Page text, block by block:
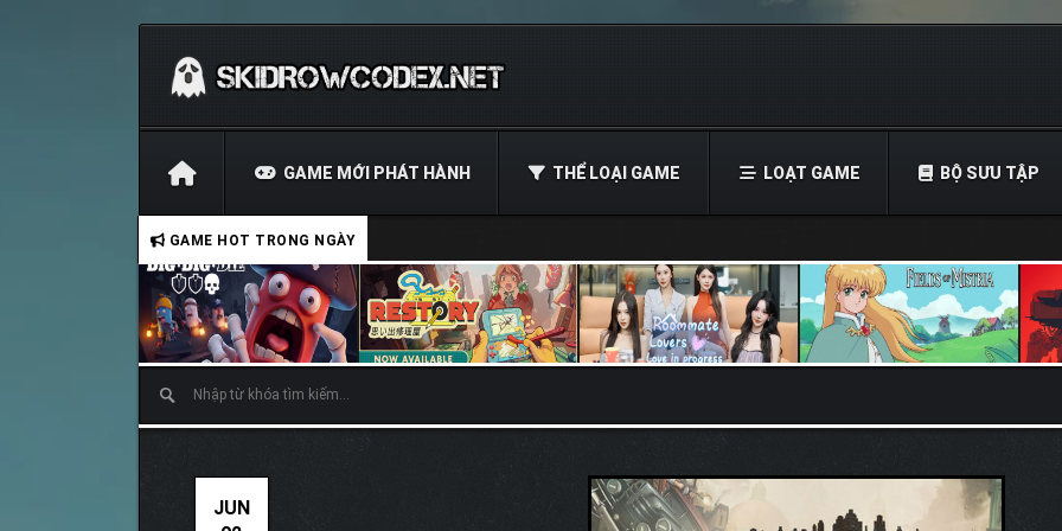
GAME MỚI PHÁT HÀNH THỂ LOẠI GAME LOẠT GAME BỘ SƯU TẬP
GAME HOT TRONG NGÀY
JUN